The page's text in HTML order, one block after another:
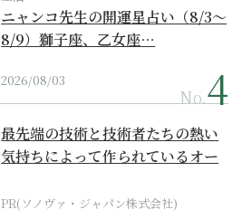
ニャンコ先生の開運星占い（8/3～
8/9）獅子座、乙女座…
2026/08/03
No.
最先端の技術と技術者たちの熱い
気持ちによって作られているオー
PR(ソノヴァ・ジャパン株式会社)